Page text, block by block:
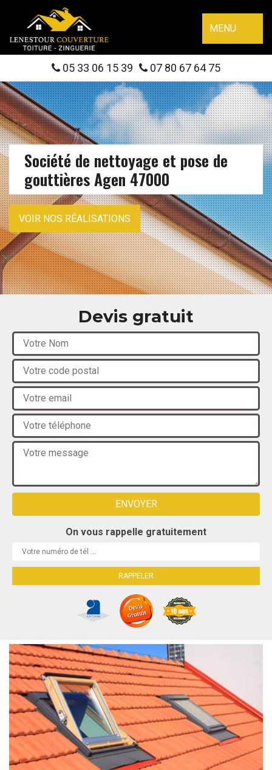
MENU
05 33 06 15 39 07 80 67 64 75
Société de nettoyage et pose de
gouttières Agen 47000
VOIR NOS RÉALISATIONS
Devis gratuit
On vous rappelle gratuitement